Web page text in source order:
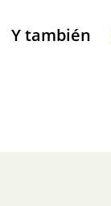
Y también